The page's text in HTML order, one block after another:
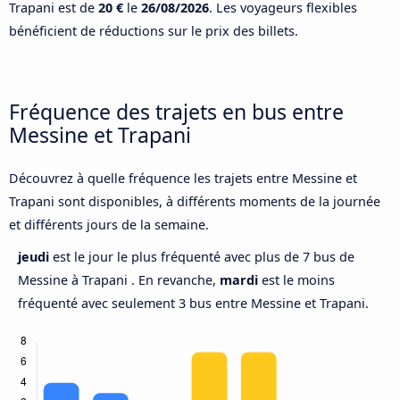
Trapani est de 20 € le 26/08/2026. Les voyageurs flexibles
bénéficient de réductions sur le prix des billets.
Fréquence des trajets en bus entre
Messine et Trapani
Découvrez à quelle fréquence les trajets entre Messine et
Trapani sont disponibles, à différents moments de la journée
et différents jours de la semaine.
jeudi est le jour le plus fréquenté avec plus de 7 bus de
Messine à Trapani . En revanche, mardi est le moins
fréquenté avec seulement 3 bus entre Messine et Trapani.